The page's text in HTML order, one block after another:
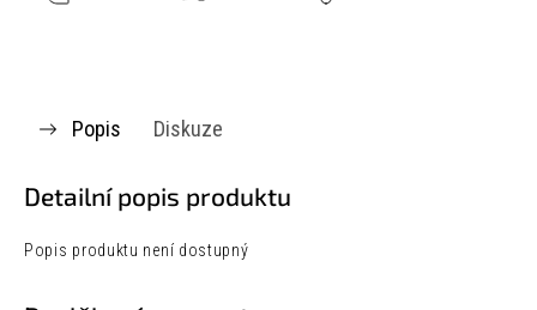
Popis Diskuze
Detailní popis produktu
Popis produktu není dostupný